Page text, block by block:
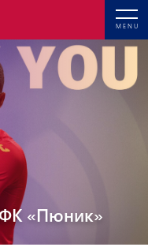
MENU
ФК «Пюник»